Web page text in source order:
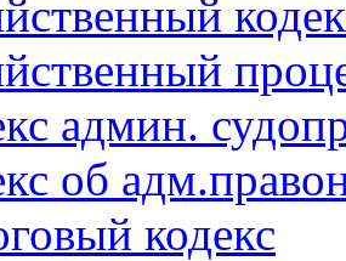
админ.
об
кодекс